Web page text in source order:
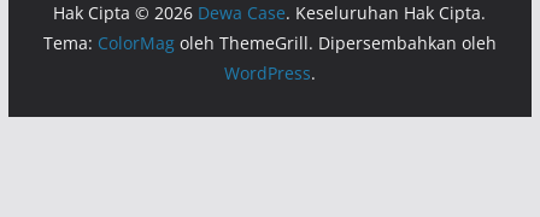
Hak Cipta © 2026 Dewa Case. Keseluruhan Hak Cipta.
Tema: ColorMagoleh ThemeGrill. Dipersembahkan oleh
WordPress.